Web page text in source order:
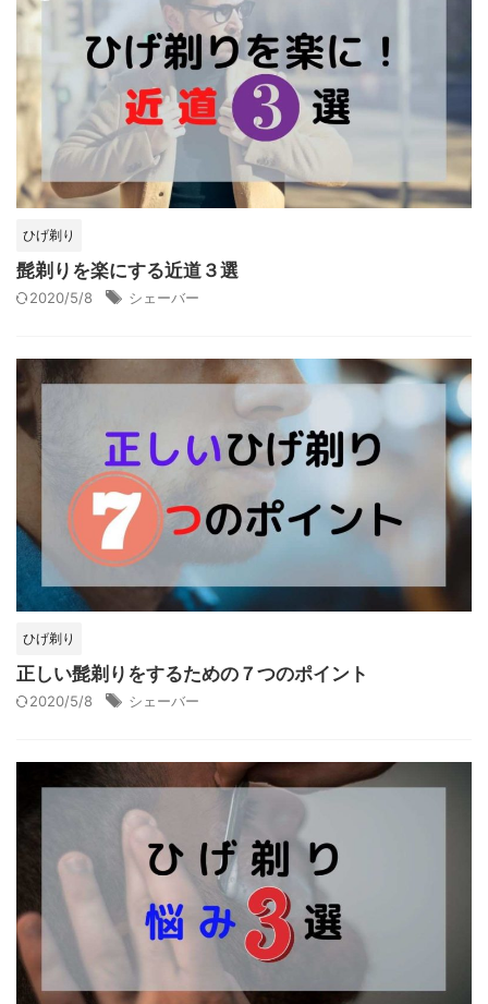
ひげ剃り
髭剃りを楽にする近道３選
2020/5/8 シェーバー
ひげ剃り
正しい髭剃りをするための７つのポイント
2020/5/8 シェーバー